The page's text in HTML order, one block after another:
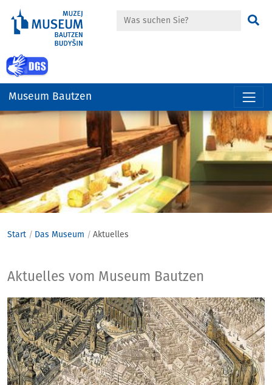
Hauptregion
anspringen
Suche
Museum Bautzen
Start Das Museum Aktuelles
Aktuelles
Aktuelles vom Museum Bautzen